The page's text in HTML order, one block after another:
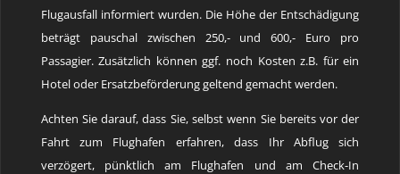
Flugausfall informiert wurden. Die Höhe der Entschädigung
beträgt pauschal zwischen 250,- und 600,- Euro pro
Passagier. Zusätzlich können ggf. noch Kosten z.B. für ein
Hotel oder Ersatzbeförderung geltend gemacht werden.
Achten Sie darauf, dass Sie, selbst wenn Sie bereits vor der
Fahrt zum Flughafen erfahren, dass Ihr Abflug sich
verzögert, pünktlich am Flughafen und am Check-In